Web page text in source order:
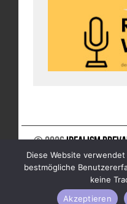
© 2026Idealism
UNTERSTÜTZE UNS
Diese Website
bestmögliche
keine
Akzeptieren